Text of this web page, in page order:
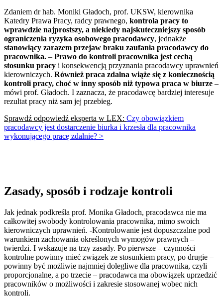
Zdaniem dr hab. Moniki Gładoch, prof. UKSW, kierownika
Katedry Prawa Pracy, radcy prawnego, kontrola pracy to
wprawdzie najprostszy, a niekiedy najskuteczniejszy sposób
ograniczenia ryzyka osobowego pracodawcy, jednakże
stanowiący zarazem przejaw braku zaufania pracodawcy do
pracownika. – Prawo do kontroli pracownika jest cechą
stosunku pracy i konsekwencją przyznania pracodawcy uprawnień
kierowniczych. Również praca zdalna wiąże się z koniecznością
kontroli pracy, choć w inny sposób niż typowa praca w biurze –
mówi prof. Gładoch. I zaznacza, że pracodawcę bardziej interesuje
rezultat pracy niż sam jej przebieg.
Sprawdź odpowiedź eksperta w LEX: Czy obowiązkiem
pracodawcy jest dostarczenie biurka i krzesła dla pracownika
wykonującego pracę zdalnie? >
Zasady, sposób i rodzaje kontroli
Jak jednak podkreśla prof. Monika Gładoch, pracodawca nie ma
całkowitej swobody kontrolowania pracownika, mimo swoich
kierowniczych uprawnień. -Kontrolowanie jest dopuszczalne pod
warunkiem zachowania określonych wymogów prawnych –
twierdzi. I wskazuje na trzy zasady. Po pierwsze – czynności
kontrolne powinny mieć związek ze stosunkiem pracy, po drugie –
powinny być możliwie najmniej dolegliwe dla pracownika, czyli
proporcjonalne, a po trzecie – pracodawca ma obowiązek uprzedzić
pracowników o możliwości i zakresie stosowanej wobec nich
kontroli.